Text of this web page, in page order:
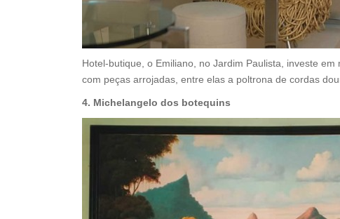
Hotel-butique, o Emiliano, no Jardim Paulista, investe
com peças arrojadas, entre elas a poltrona de cordas
4. Michelangelo dos botequins